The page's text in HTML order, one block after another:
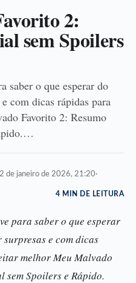
2:
sem Spoilers
saber o que esperar do
com dicas rápidas para
Favorito 2: Resumo
de janeiro de 2026, 21:20·
4 MIN DE LEITURA
para saber o que esperar
e com dicas
melhor Meu Malvado
sem Spoilers e Rápido.